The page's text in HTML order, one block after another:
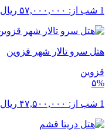
1 شب از: ۵۷,۰۰۰,۰۰۰ ریال
هتل سرو تالار شهر قزوین
قزوین
۵%
1 شب از: ۴۷,۵۰۰,۰۰۰ ریال